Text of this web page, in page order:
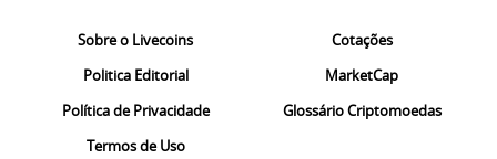
Sobre o Livecoins
Politica Editorial
Política de Privacidade
Termos de Uso
Cotações
MarketCap
Glossário Criptomoedas